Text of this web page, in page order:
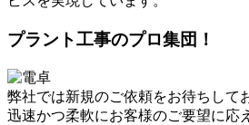
プラント工事のプロ集団！
弊社では新規のご依頼をお待ちして
迅速かつ柔軟にお客様のご要望に応